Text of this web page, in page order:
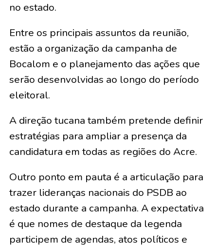
no estado.
Entre os principais assuntos da reunião,
estão a organização da campanha de
Bocalom e o planejamento das ações que
serão desenvolvidas ao longo do período
eleitoral.
A direção tucana também pretende definir
estratégias para ampliar a presença da
candidatura em todas as regiões do Acre.
Outro ponto em pauta é a articulação para
trazer lideranças nacionais do PSDB ao
estado durante a campanha. A expectativa
é que nomes de destaque da legenda
participem de agendas, atos políticos e